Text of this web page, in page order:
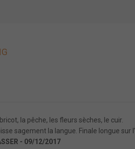
la pêche, les fleurs sèches, le cuir.
sagement la langue. Finale longue sur
- 09/12/2017